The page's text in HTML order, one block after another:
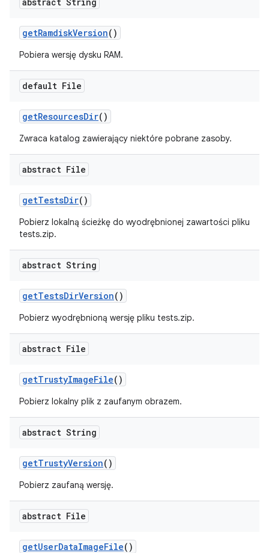
getRamdiskVersion()
Pobiera wersję dysku RAM.
default File
getResourcesDir()
Zwraca katalog zawierający niektóre pobrane zasoby.
abstract File
getTestsDir()
Pobierz lokalną ścieżkę do wyodrębnionej zawartości pliku
tests.zip.
abstract String
getTestsDirVersion()
Pobierz wyodrębnioną wersję pliku tests.zip.
abstract File
getTrustyImageFile()
Pobierz lokalny plik z zaufanym obrazem.
abstract String
getTrustyVersion()
Pobierz zaufaną wersję.
abstract File
getUserDataImageFile()